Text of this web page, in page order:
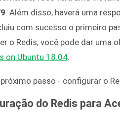
. Além disso, haverá uma
com sucesso o primeiro
o Redis, você pode dar uma
on Ubuntu 18.04
passo - configurar o
do Redis para